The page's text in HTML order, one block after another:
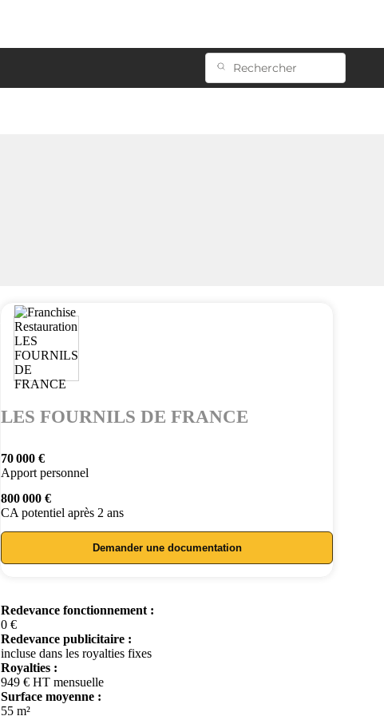
LES FOURNILS DE FRANCE
70 000 €
Apport personnel
800 000 €
CA potentiel après 2 ans
Demander une documentation
Redevance fonctionnement :
0 €
Redevance publicitaire :
incluse dans les royalties fixes
Royalties :
949 € HT mensuelle
Surface moyenne :
55 m²